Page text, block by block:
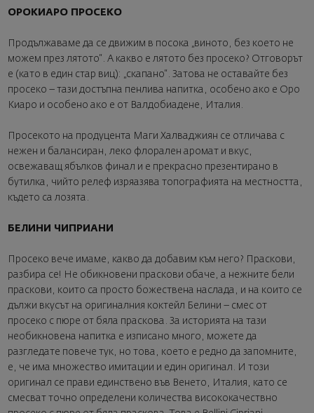
ОРОКИАРО ПРОСЕКО
Продължаваме да се движим в посока „виното, без което не
можем през лятото“. А какво е лятото без просеко? Отговорът
е (като в един стар виц): „скапано“. Затова не оставайте без
просеко – тази достъпна пенлива напитка, особено ако е Оро
Киаро и особено ако е от Валдобиадене, Италия.
Просекото на продуцента Маги Халваджиян се отличава с
нежен и балансиран, леко флорален аромат и вкус,
освежаващ ябълков финал и е прекрасно презентирано в
бутилка, чийто релеф изряазява топографията на местността,
където са лозята.
БЕЛИНИ ЧИПРИАНИ
Просеко вече имаме, какво да добавим към него? Праскови,
разбира се! Не обикновени праскови обаче, а нежните бели
праскови, които са просто божествена наслада, и на които се
дължи вкусът на оригиналния коктейл Белини – смес от
просеко с пюре от бяла праскова. За историята на тази
необикновена напитка е изписано много, можете да
разгледате повече тук, но това, което е редно да запомните,
е, че има множество имитации и един оригинал. И този
оригинал се прави единствено във Венето, Италия, като се
смесват точно определени количества висококачествно